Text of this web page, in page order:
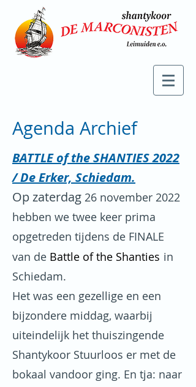
Agenda Archief
BATTLE of the SHANTIES 2022
/ De Erker, Schiedam.
Op zaterdag 26 november 2022
hebben we twee keer prima
opgetreden tijdens de FINALE
van de Battle of the Shanties in
Schiedam.
Het was een gezellige en een
bijzondere middag, waarbij
uiteindelijk het thuiszingende
Shantykoor Stuurloos er met de
bokaal vandoor ging. En tja: naar